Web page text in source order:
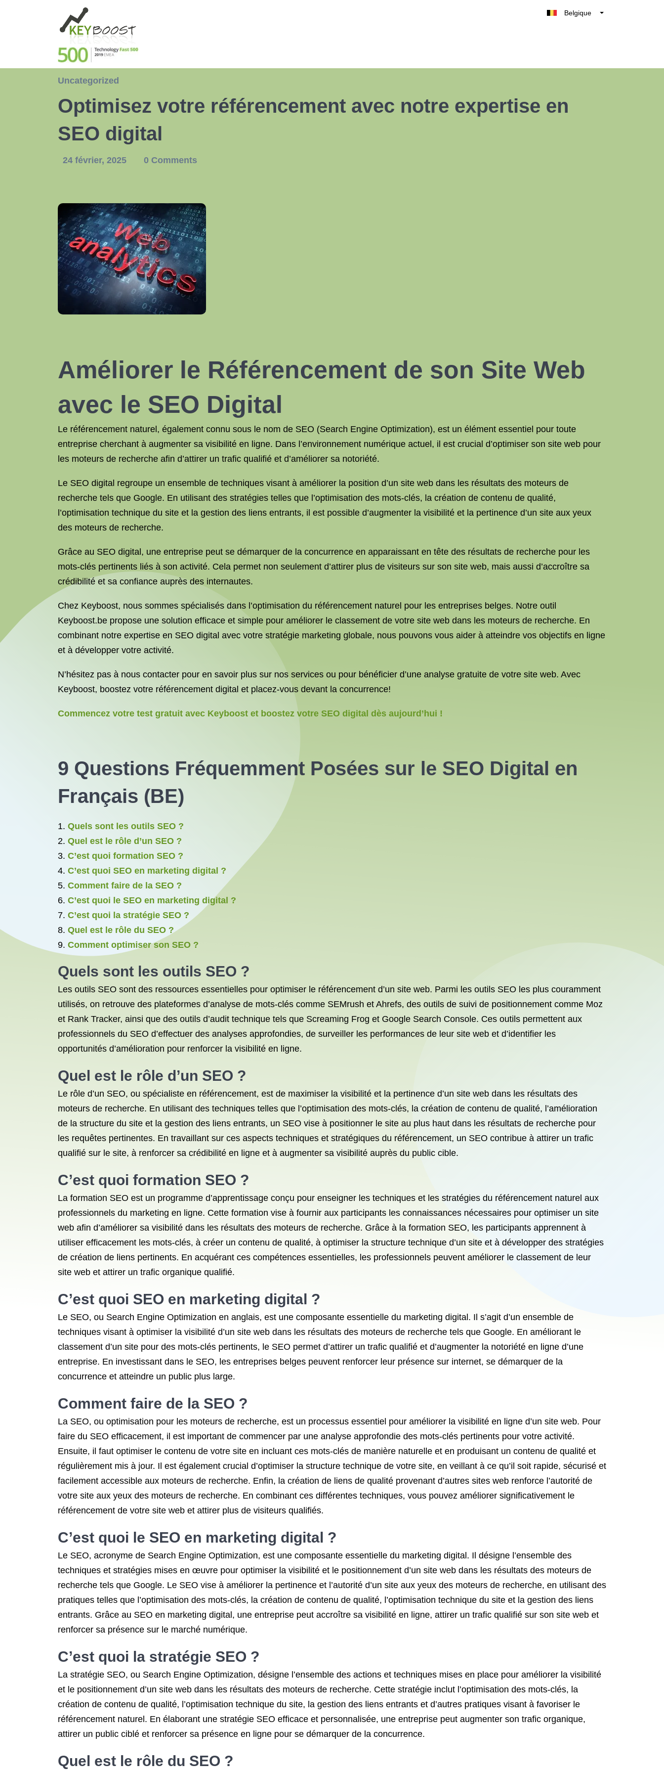
Belgique
España
Uncategorized
Optimisez votre référencement avec notre expertise en
SEO digital
24 février, 2025 0 Comments
Améliorer le Référencement de son Site Web
avec le SEO Digital
Le référencement naturel, également connu sous le nom de SEO (Search Engine Optimization), est un élément essentiel pour toute
entreprise cherchant à augmenter sa visibilité en ligne. Dans l’environnement numérique actuel, il est crucial d’optimiser son site web pour
les moteurs de recherche afin d’attirer un trafic qualifié et d’améliorer sa notoriété.
Le SEO digital regroupe un ensemble de techniques visant à améliorer la position d’un site web dans les résultats des moteurs de
recherche tels que Google. En utilisant des stratégies telles que l’optimisation des mots-clés, la création de contenu de qualité,
l’optimisation technique du site et la gestion des liens entrants, il est possible d’augmenter la visibilité et la pertinence d’un site aux yeux
des moteurs de recherche.
Grâce au SEO digital, une entreprise peut se démarquer de la concurrence en apparaissant en tête des résultats de recherche pour les
mots-clés pertinents liés à son activité. Cela permet non seulement d’attirer plus de visiteurs sur son site web, mais aussi d’accroître sa
crédibilité et sa confiance auprès des internautes.
Chez Keyboost, nous sommes spécialisés dans l’optimisation du référencement naturel pour les entreprises belges. Notre outil
Keyboost.be propose une solution efficace et simple pour améliorer le classement de votre site web dans les moteurs de recherche. En
combinant notre expertise en SEO digital avec votre stratégie marketing globale, nous pouvons vous aider à atteindre vos objectifs en ligne
et à développer votre activité.
N’hésitez pas à nous contacter pour en savoir plus sur nos services ou pour bénéficier d’une analyse gratuite de votre site web. Avec
Keyboost, boostez votre référencement digital et placez-vous devant la concurrence!
Commencez votre test gratuit avec Keyboost et boostez votre SEO digital dès aujourd’hui !
9 Questions Fréquemment Posées sur le SEO Digital en
Français (BE)
Quels sont les outils SEO ?
Quel est le rôle d’un SEO ?
C’est quoi formation SEO ?
C’est quoi SEO en marketing digital ?
Comment faire de la SEO ?
C’est quoi le SEO en marketing digital ?
C’est quoi la stratégie SEO ?
Quel est le rôle du SEO ?
Comment optimiser son SEO ?
Quels sont les outils SEO ?
Les outils SEO sont des ressources essentielles pour optimiser le référencement d’un site web. Parmi les outils SEO les plus couramment
utilisés, on retrouve des plateformes d’analyse de mots-clés comme SEMrush et Ahrefs, des outils de suivi de positionnement comme Moz
et Rank Tracker, ainsi que des outils d’audit technique tels que Screaming Frog et Google Search Console. Ces outils permettent aux
professionnels du SEO d’effectuer des analyses approfondies, de surveiller les performances de leur site web et d’identifier les
opportunités d’amélioration pour renforcer la visibilité en ligne.
Quel est le rôle d’un SEO ?
Le rôle d’un SEO, ou spécialiste en référencement, est de maximiser la visibilité et la pertinence d’un site web dans les résultats des
moteurs de recherche. En utilisant des techniques telles que l’optimisation des mots-clés, la création de contenu de qualité, l’amélioration
de la structure du site et la gestion des liens entrants, un SEO vise à positionner le site au plus haut dans les résultats de recherche pour
les requêtes pertinentes. En travaillant sur ces aspects techniques et stratégiques du référencement, un SEO contribue à attirer un trafic
qualifié sur le site, à renforcer sa crédibilité en ligne et à augmenter sa visibilité auprès du public cible.
C’est quoi formation SEO ?
La formation SEO est un programme d’apprentissage conçu pour enseigner les techniques et les stratégies du référencement naturel aux
professionnels du marketing en ligne. Cette formation vise à fournir aux participants les connaissances nécessaires pour optimiser un site
web afin d’améliorer sa visibilité dans les résultats des moteurs de recherche. Grâce à la formation SEO, les participants apprennent à
utiliser efficacement les mots-clés, à créer un contenu de qualité, à optimiser la structure technique d’un site et à développer des stratégies
de création de liens pertinents. En acquérant ces compétences essentielles, les professionnels peuvent améliorer le classement de leur
site web et attirer un trafic organique qualifié.
C’est quoi SEO en marketing digital ?
Le SEO, ou Search Engine Optimization en anglais, est une composante essentielle du marketing digital. Il s’agit d’un ensemble de
techniques visant à optimiser la visibilité d’un site web dans les résultats des moteurs de recherche tels que Google. En améliorant le
classement d’un site pour des mots-clés pertinents, le SEO permet d’attirer un trafic qualifié et d’augmenter la notoriété en ligne d’une
entreprise. En investissant dans le SEO, les entreprises belges peuvent renforcer leur présence sur internet, se démarquer de la
concurrence et atteindre un public plus large.
Comment faire de la SEO ?
La SEO, ou optimisation pour les moteurs de recherche, est un processus essentiel pour améliorer la visibilité en ligne d’un site web. Pour
faire du SEO efficacement, il est important de commencer par une analyse approfondie des mots-clés pertinents pour votre activité.
Ensuite, il faut optimiser le contenu de votre site en incluant ces mots-clés de manière naturelle et en produisant un contenu de qualité et
régulièrement mis à jour. Il est également crucial d’optimiser la structure technique de votre site, en veillant à ce qu’il soit rapide, sécurisé et
facilement accessible aux moteurs de recherche. Enfin, la création de liens de qualité provenant d’autres sites web renforce l’autorité de
votre site aux yeux des moteurs de recherche. En combinant ces différentes techniques, vous pouvez améliorer significativement le
référencement de votre site web et attirer plus de visiteurs qualifiés.
C’est quoi le SEO en marketing digital ?
Le SEO, acronyme de Search Engine Optimization, est une composante essentielle du marketing digital. Il désigne l’ensemble des
techniques et stratégies mises en œuvre pour optimiser la visibilité et le positionnement d’un site web dans les résultats des moteurs de
recherche tels que Google. Le SEO vise à améliorer la pertinence et l’autorité d’un site aux yeux des moteurs de recherche, en utilisant des
pratiques telles que l’optimisation des mots-clés, la création de contenu de qualité, l’optimisation technique du site et la gestion des liens
entrants. Grâce au SEO en marketing digital, une entreprise peut accroître sa visibilité en ligne, attirer un trafic qualifié sur son site web et
renforcer sa présence sur le marché numérique.
C’est quoi la stratégie SEO ?
La stratégie SEO, ou Search Engine Optimization, désigne l’ensemble des actions et techniques mises en place pour améliorer la visibilité
et le positionnement d’un site web dans les résultats des moteurs de recherche. Cette stratégie inclut l’optimisation des mots-clés, la
création de contenu de qualité, l’optimisation technique du site, la gestion des liens entrants et d’autres pratiques visant à favoriser le
référencement naturel. En élaborant une stratégie SEO efficace et personnalisée, une entreprise peut augmenter son trafic organique,
attirer un public ciblé et renforcer sa présence en ligne pour se démarquer de la concurrence.
Quel est le rôle du SEO ?